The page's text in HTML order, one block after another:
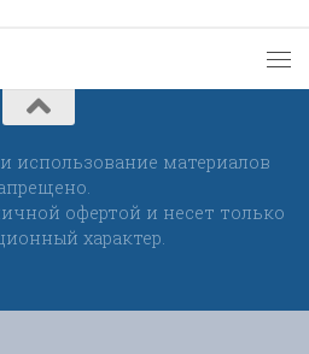
использование материалов
офертой и несет только
характер.